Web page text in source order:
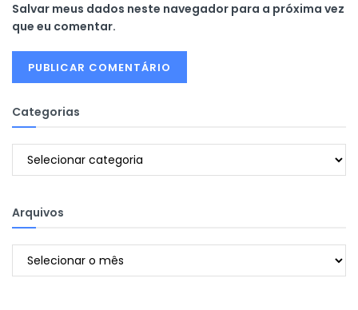
Salvar meus dados neste navegador para a próxima vez
que eu comentar.
Categorias
Categorias
Arquivos
Arquivos